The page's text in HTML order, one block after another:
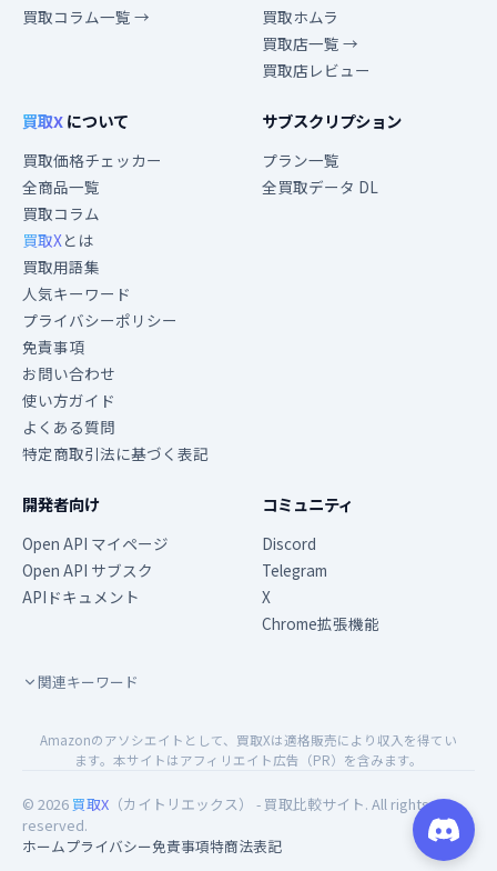
買取コラム一覧 →
買取ホムラ
買取店一覧 →
買取店レビュー
買取Xについて
買取価格チェッカー
全商品一覧
買取コラム
買取Xとは
買取用語集
人気キーワード
プライバシーポリシー
免責事項
お問い合わせ
使い方ガイド
よくある質問
特定商取引法に基づく表記
サブスクリプション
プラン一覧
全買取データ DL
開発者向け
Open API マイページ
Open API サブスク
APIドキュメント
コミュニティ
Discord
Telegram
X
Chrome拡張機能
関連キーワード
Amazonのアソシエイトとして、買取Xは適格販売により収入を得てい
ます。本サイトはアフィリエイト広告（PR）を含みます。
© 2026 買取X （カイトリエックス） - 買取比較サイト. All rights
reserved.
ホームプライバシー免責事項特商法表記